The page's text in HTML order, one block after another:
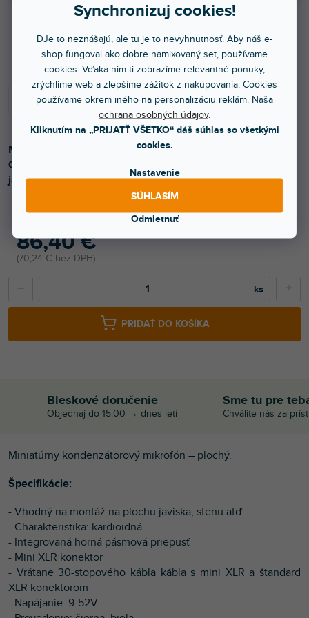
Synchronizuj cookies!
DJe to neznášajú, ale tu je to nevyhnutnosť. Aby náš e-
shop fungoval ako dobre namixovaný set, používame
cookies. Vďaka nim ti zobrazíme relevantné ponuky,
zrýchlime web a zlepšíme zážitok z nakupovania. Cookies
používame okrem iného na personalizáciu reklám. Naša
ochrana osobných údajov.
Kliknutím na „PRIJATŤ VŠETKO“ dáš súhlas so všetkými
cookies.
Nastavenie
Odmietnuť
SÚHLASÍM
86,40 €
70,24 € bez DPH
Do 3 dní
PRIDAŤ DO KOŠÍKA
Miniatúrny kondenzátorový mikrofón – plochý.
Charakteristika kardioidná. Vhodný na montáž na plochu
javiska, stenu.
Bleskové doručenie
Objednaj do 15:00 → dnes letí
Sme tu pre
Chválite nás za
Miniatúrny kondenzátorový mikrofón – plochý.
Špecifikácie:
- Vhodný na montáž na plochu javiska, stenu atď.
- Charakteristika: kardioidná
- Integrovaná horná pásmová priepusť
- Mini XLR konektor
- Vrátane 30-stopového kábla kábla s mini XLR a štandard
XLR konektorom
- Napájanie: 9-52V